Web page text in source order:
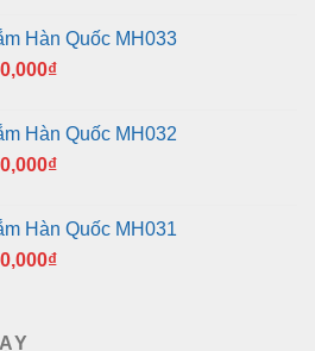
Hàn Quốc MH033
₫Giá
là:
350,000₫.
Hàn Quốc MH032
₫Giá
là:
350,000₫.
Hàn Quốc MH031
₫Giá